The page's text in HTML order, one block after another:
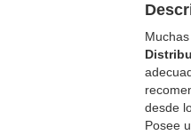
desde
Posee